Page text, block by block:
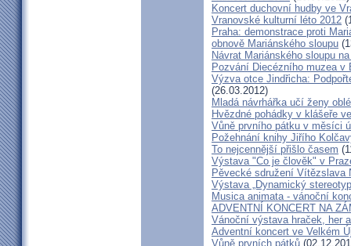
Koncert duchovní hudby ve
Vranovské kulturní léto 2012
Praha: demonstrace proti
obnově Mariánského sloupu
Návrat Mariánského sloupu
Pozvání Diecézního muzea v
Výzva otce Jindřicha:
(26.03.2012)
Mladá návrhářka učí ženy
Hvězdné pohádky v klášeře
Vůně prvního pátku v měsíci
Požehnání knihy Jiřího
To nejcennější přišlo časem
Výstava "Co je člověk" v
Pěvecké sdružení Vítězslava
Výstava „Dynamický
Musica animata - vánoční
ADVENTNÍ KONCERT NA
Vánoční výstava hraček, her
Adventní koncert ve Velkém
Vůně prvních pátků